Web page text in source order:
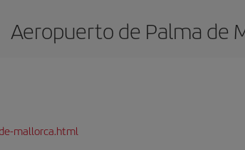
Aeropuerto de Palma de
mallorca.html